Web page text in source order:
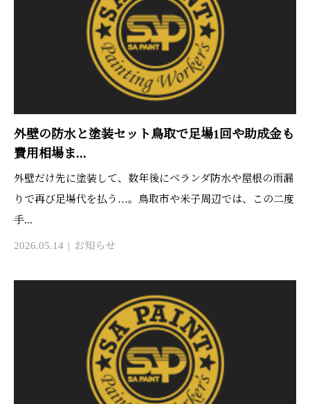
外壁の防水と塗装セット鳥取で足場1回や助成金も
費用相場ま...
外壁だけ先に塗装して、数年後にベランダ防水や屋根の雨漏
りで再び足場代を払う…。鳥取市や米子周辺では、この二度
手...
2026.05.14 お知らせ